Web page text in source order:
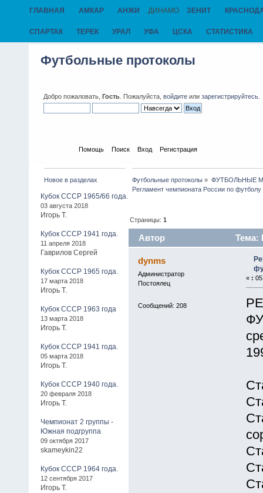
ГЛАВНАЯ АМКАР АНЖИ ДИНАМО ЗЕНИТ
СПАРТАК ТЕРЕК УРАЛ УФА ЦСКА СТАТИСТИКА
Футбольные протоколы
Добро пожаловать, Гость . Пожалуйста, войдите или зарегистрируйтесь
Помощь Поиск Вход Регистрация
Новое в разделах
Кубок СССР 1965/66 года.
03 августа 2018
Игорь Т.
Кубок СССР 1941 года.
11 апреля 2018
Гаврилов Сергей
Кубок СССР 1965 года.
17 марта 2018
Игорь Т.
Кубок СССР 1963 года
13 марта 2018
Игорь Т.
Кубок СССР 1941 года.
05 марта 2018
Игорь Т.
Кубок СССР 1940 года.
20 февраля 2018
Игорь Т.
Чемпионат 2 группы -
Южная подгруппа
09 октября 2017
skameykin22
Кубок СССР 1964 года.
12 сентября 2017
Игорь Т.
Футбольные протоколы » ФУТБОЛЬНЫЕ
Регламент чемпионата России по футболу
Страницы:1
Автор
Тема:
3330 раз)
dynms
Администратор
Постоялец
Сообщений: 208
« :